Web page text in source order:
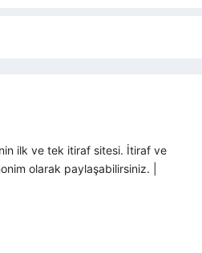
ilk ve tek itiraf sitesi. İtiraf ve
olarak paylaşabilirsiniz. |